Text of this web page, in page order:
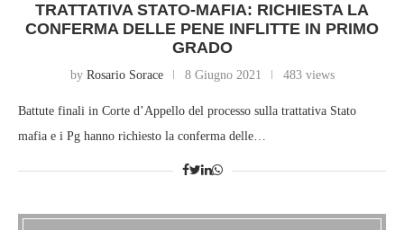
TRATTATIVA STATO-MAFIA: RICHIESTA LA
CONFERMA DELLE PENE INFLITTE IN PRIMO
GRADO
by Rosario Sorace 8 Giugno 2021 483 views
Battute finali in Corte d’Appello del processo sulla trattativa Stato
mafia e i Pg hanno richiesto la conferma delle…